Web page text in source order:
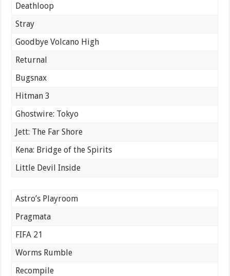
Deathloop
Stray
Goodbye Volcano High
Returnal
Bugsnax
Hitman 3
Ghostwire: Tokyo
Jett: The Far Shore
Kena: Bridge of the Spirits
Little Devil Inside
Astro’s Playroom
Pragmata
FIFA 21
Worms Rumble
Recompile